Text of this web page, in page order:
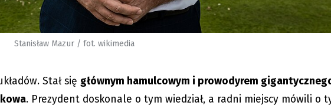
Stanisław Mazur / fot. wikimedia
Stał się głównym hamulcowym i prowodyrem
. Prezydent doskonale o tym wiedział, a radni miejscy mówili o